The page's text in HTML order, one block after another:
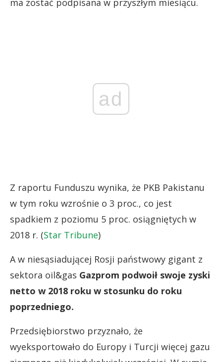
ad
Z raportu Funduszu wynika, że PKB Pakistanu
w tym roku wzrośnie o 3 proc., co jest
spadkiem z poziomu 5 proc. osiągniętych w
2018 r. (Star Tribune)
A w niesąsiadującej Rosji państwowy gigant z
sektora oil&gas Gazprom podwoił swoje zyski
netto w 2018 roku w stosunku do roku
poprzedniego.
Przedsiębiorstwo przyznało, że
wyeksportowało do Europy i Turcji więcej gazu